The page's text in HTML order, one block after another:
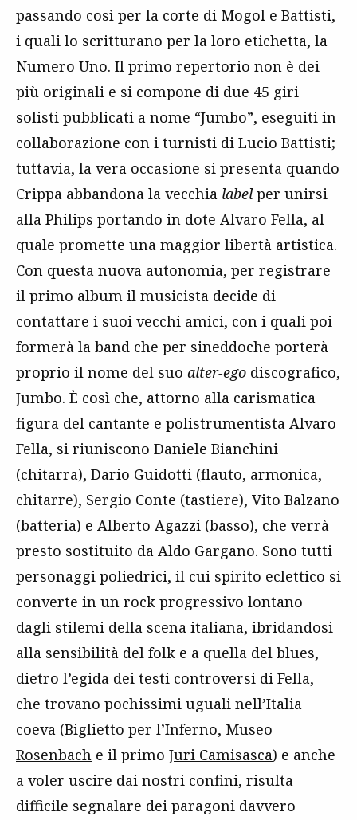
passando così per la corte di Mogol e Battisti,
i quali lo scritturano per la loro etichetta, la
Numero Uno. Il primo repertorio non è dei
più originali e si compone di due 45 giri
solisti pubblicati a nome “Jumbo”, eseguiti in
collaborazione con i turnisti di Lucio Battisti;
tuttavia, la vera occasione si presenta quando
Crippa abbandona la vecchia labelper unirsi
alla Philips portando in dote Alvaro Fella, al
quale promette una maggior libertà artistica.
Con questa nuova autonomia, per registrare
il primo album il musicista decide di
contattare i suoi vecchi amici, con i quali poi
formerà la band che per sineddoche porterà
proprio il nome del suo alter-ego discografico,
Jumbo. È così che, attorno alla carismatica
figura del cantante e polistrumentista Alvaro
Fella, si riuniscono Daniele Bianchini
(chitarra), Dario Guidotti (flauto, armonica,
chitarre), Sergio Conte (tastiere), Vito Balzano
(batteria) e Alberto Agazzi (basso), che verrà
presto sostituito da Aldo Gargano. Sono tutti
personaggi poliedrici, il cui spirito eclettico si
converte in un rock progressivo lontano
dagli stilemi della scena italiana, ibridandosi
alla sensibilità del folk e a quella del blues,
dietro l’egida dei testi controversi di Fella,
che trovano pochissimi uguali nell’Italia
coeva (Biglietto per l’Inferno, Museo
Rosenbach e il primo Juri Camisasca) e anche
a voler uscire dai nostri confini, risulta
difficile segnalare dei paragoni davvero